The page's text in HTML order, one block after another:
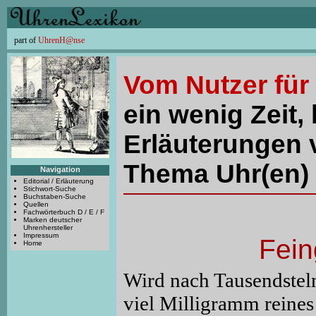
part of UhrenH@nse
Navigation
Editorial / Erläuterung
Stichwort-Suche
Buchstaben-Suche
Quellen
Fachwörterbuch D / E / F
Marken deutscher
Uhrenhersteller
Impressum
Home
Vom Nutzer
ein wenig Zeit,
Erläuterungen
Thema
Wird nach
viel Milligramm